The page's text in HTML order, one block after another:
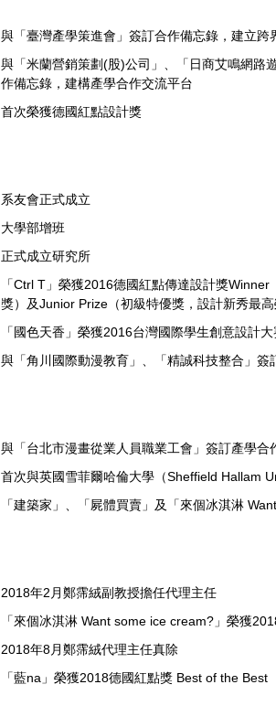
與「臺灣產學策進會」簽訂合作備忘錄，建立跨
與「米蘭營銷策劃(股)公司」、「日商艾鳴網路
作備忘錄，建構產學合作交流平台
首次榮獲德國紅點設計獎
系友會正式成立
大學部增班
正式成立研究所
「Ctrl T」榮獲2016德國紅點傳達設計獎
獎）及Junior Prize（初級特優獎，設計新秀最高
「國色天香」榮獲2016台灣國際學生創意設計
與「角川國際動漫教育」、「精誠科技整合」
與「台北市漫畫從業人員職業工會」簽訂產學
首次與英國雪菲爾哈倫大學（Sheffield Hallam
「建築家」、「屍體買賣」及「來個冰淇淋
2018年2月鄭霈絨副教授擔任代理主任
「來個冰淇淋 Want some ice cream?」榮獲
2018年8月鄭霈絨代理主任真除
「藍na」榮獲2018德國紅點獎 Best of the Best